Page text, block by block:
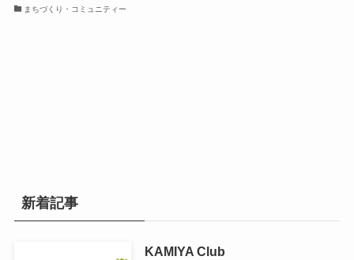
まちづくり・コミュニティー
新着記事
KAMIYA Club